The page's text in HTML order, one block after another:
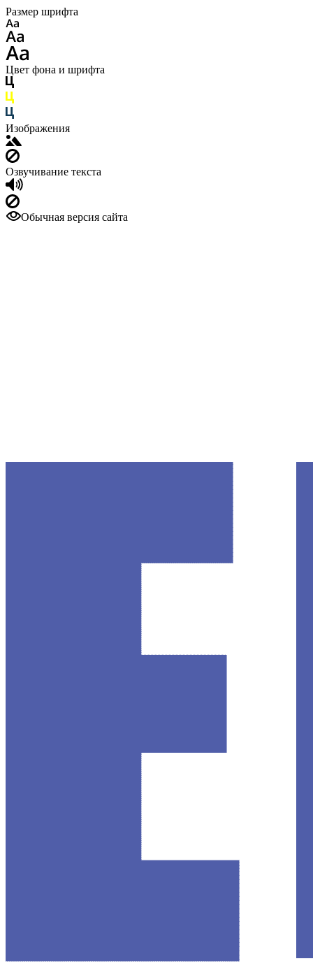
Размер шрифта
Цвет фона и шрифта
Изображения
Озвучивание текста
Обычная версия сайта